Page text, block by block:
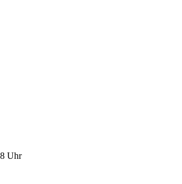
Uhr